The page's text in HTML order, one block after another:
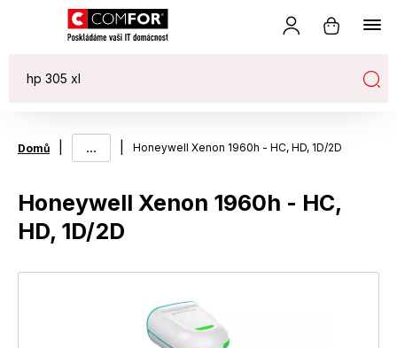
Domů ... Honeywell Xenon 1960h - HC, HD, 1D/2D
Honeywell Xenon 1960h - HC,
HD, 1D/2D